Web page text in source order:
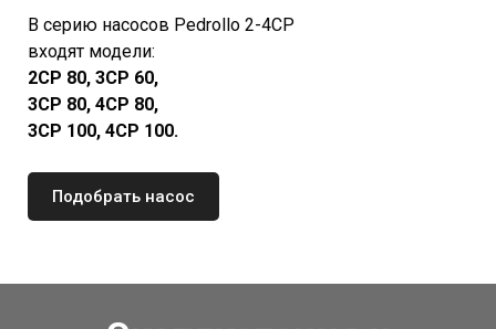
В серию насосов Pedrollo 2-4CP
входят модели:
2CP 80, 3CP 60,
3CP 80, 4CP 80,
3CP 100, 4CP 100.
Подобрать насос